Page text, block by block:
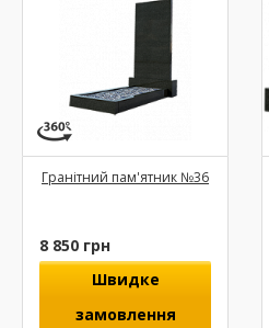
Гранітний пам'ятник №36
8 850 грн
Швидке
замовлення